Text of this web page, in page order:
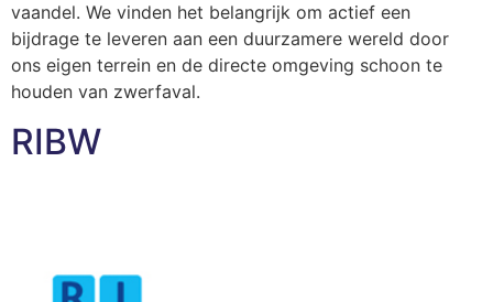
vaandel. We vinden het belangrijk om actief een
bijdrage te leveren aan een duurzamere wereld door
ons eigen terrein en de directe omgeving schoon te
houden van zwerfaval.
RIBW